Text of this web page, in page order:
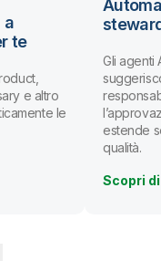
a
te
e altro
le
Gli agenti
estende
qualità.
Scopri